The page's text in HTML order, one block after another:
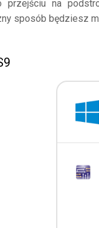
przejściu na
sposób będziesz